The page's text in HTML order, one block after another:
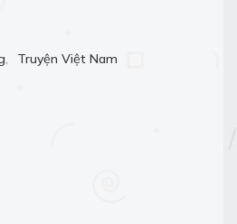
,
Truyện Việt Nam